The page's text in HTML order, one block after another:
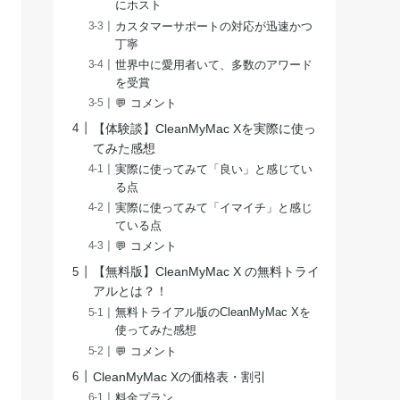
にホスト
カスタマーサポートの対応が迅速かつ
丁寧
世界中に愛用者いて、多数のアワード
を受賞
💬 コメント
【体験談】CleanMyMac Xを実際に使っ
てみた感想
実際に使ってみて「良い」と感じてい
る点
実際に使ってみて「イマイチ」と感じ
ている点
💬 コメント
【無料版】CleanMyMac X の無料トライ
アルとは？！
無料トライアル版のCleanMyMac Xを
使ってみた感想
💬 コメント
CleanMyMac Xの価格表・割引